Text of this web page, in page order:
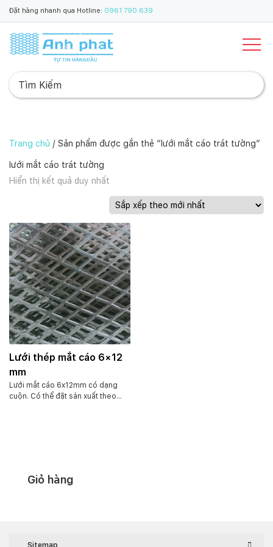
Đặt hàng nhanh qua Hotline: 0961 790 639
Trang chủ / Sản phẩm được gắn thẻ “lưới mắt cáo trát tường”
lưới mắt cáo trát tường
Hiển thị kết quả duy nhất
Lưới thép mắt cáo 6×12
mm
Lưới mắt cáo 6x12mm có dạng
cuộn. Có thể đặt sản xuất theo
Giỏ hàng
Sitemap